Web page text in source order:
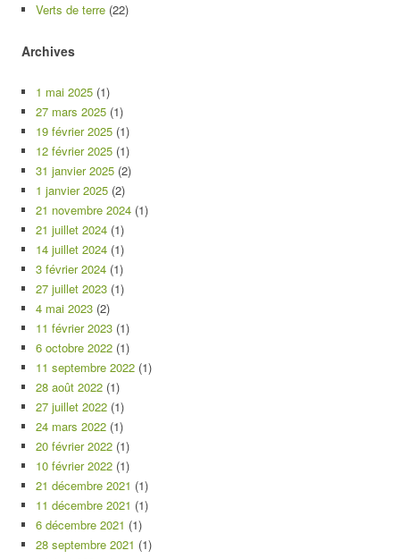
Verts de terre (22)
Archives
1 mai 2025 (1)
27 mars 2025 (1)
19 février 2025 (1)
12 février 2025 (1)
31 janvier 2025 (2)
1 janvier 2025 (2)
21 novembre 2024 (1)
21 juillet 2024 (1)
14 juillet 2024 (1)
3 février 2024 (1)
27 juillet 2023 (1)
4 mai 2023 (2)
11 février 2023 (1)
6 octobre 2022 (1)
11 septembre 2022 (1)
28 août 2022 (1)
27 juillet 2022 (1)
24 mars 2022 (1)
20 février 2022 (1)
10 février 2022 (1)
21 décembre 2021 (1)
11 décembre 2021 (1)
6 décembre 2021 (1)
28 septembre 2021 (1)